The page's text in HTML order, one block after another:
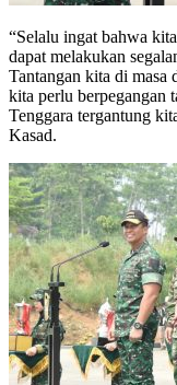
“Selalu ingat bahwa
dapat melakukan
Tantangan kita di masa
kita perlu berpegangan
Tenggara tergantung
Kasad.